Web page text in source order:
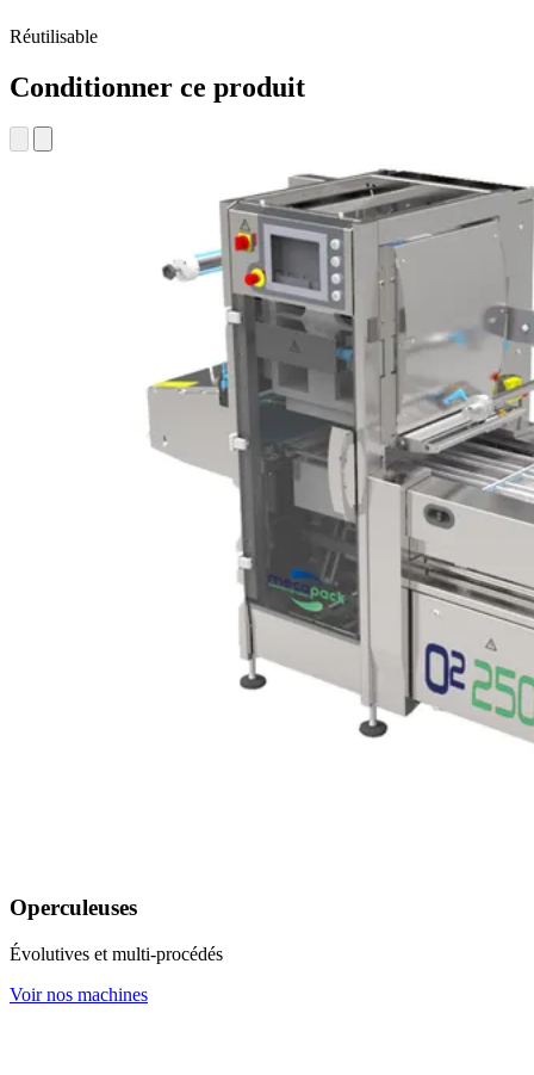
Réutilisable
Conditionner ce produit
Operculeuses
Évolutives et multi-procédés
Voir nos machines